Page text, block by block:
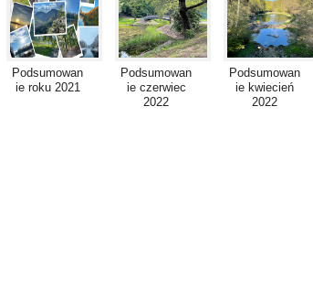
Podsumowan
ie roku 2021
Podsumowan
ie czerwiec
2022
Podsumowan
ie kwiecień
2022